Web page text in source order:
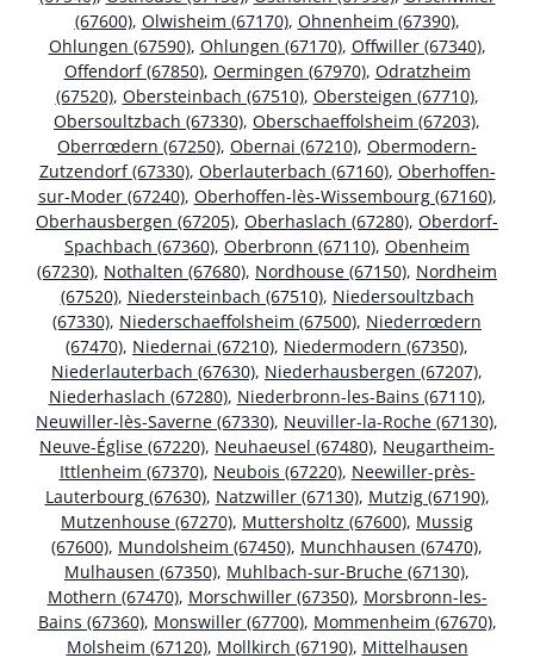
(67600), Olwisheim (67170), Ohnenheim (67390),
Ohlungen (67590), Ohlungen (67170), Offwiller (67340),
Offendorf (67850), Oermingen (67970), Odratzheim
(67520), Obersteinbach (67510), Obersteigen (67710),
Obersoultzbach (67330), Oberschaeffolsheim (67203),
Oberrœdern (67250), Obernai (67210), Obermodern-
Zutzendorf (67330), Oberlauterbach (67160), Oberhoffen-
sur-Moder (67240), Oberhoffen-lès-Wissembourg (67160),
Oberhausbergen (67205), Oberhaslach (67280), Oberdorf-
Spachbach (67360), Oberbronn (67110), Obenheim
(67230), Nothalten (67680), Nordhouse (67150), Nordheim
(67520), Niedersteinbach (67510), Niedersoultzbach
(67330), Niederschaeffolsheim (67500), Niederrœdern
(67470), Niedernai (67210), Niedermodern (67350),
Niederlauterbach (67630), Niederhausbergen (67207),
Niederhaslach (67280), Niederbronn-les-Bains (67110),
Neuwiller-lès-Saverne (67330), Neuviller-la-Roche (67130),
Neuve-Église (67220), Neuhaeusel (67480), Neugartheim-
Ittlenheim (67370), Neubois (67220), Neewiller-près-
Lauterbourg (67630), Natzwiller (67130), Mutzig (67190),
Mutzenhouse (67270), Muttersholtz (67600), Mussig
(67600), Mundolsheim (67450), Munchhausen (67470),
Mulhausen (67350), Muhlbach-sur-Bruche (67130),
Mothern (67470), Morschwiller (67350), Morsbronn-les-
Bains (67360), Monswiller (67700), Mommenheim (67670),
Molsheim (67120), Mollkirch (67190), Mittelhausen